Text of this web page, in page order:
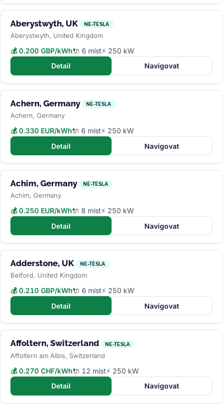
Aberystwyth, UK NE-TESLA
Aberystwyth, United Kingdom
💰 0.200 GBP/kWh🔌 6 míst⚡ 250 kW
Detail
Navigovat
Achern, Germany NE-TESLA
Achern, Germany
💰 0.330 EUR/kWh🔌 6 míst⚡ 250 kW
Detail
Navigovat
Achim, Germany NE-TESLA
Achim, Germany
💰 0.250 EUR/kWh🔌 8 míst⚡ 250 kW
Detail
Navigovat
Adderstone, UK NE-TESLA
Belford, United Kingdom
💰 0.210 GBP/kWh🔌 6 míst⚡ 250 kW
Detail
Navigovat
Affoltern, Switzerland NE-TESLA
Affoltern am Albis, Switzerland
💰 0.270 CHF/kWh🔌 12 míst⚡ 250 kW
Detail
Navigovat